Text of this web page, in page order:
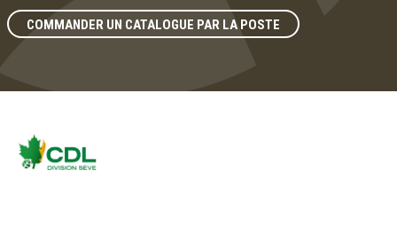
COMMANDER UN CATALOGUE PAR LA POSTE